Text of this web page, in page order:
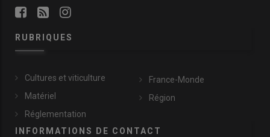
RUBRIQUES
Cultures et viticulture
Matériel
Réglementation
France-Monde
Région
INFORMATIONS DE CONTACT